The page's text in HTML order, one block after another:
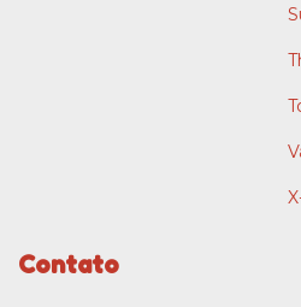
Contato